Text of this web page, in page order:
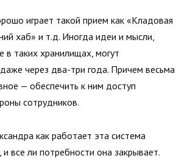
играет такой прием как «Кладовая
хаб» и т.д. Иногда идеи и мысли,
в таких хранилищах, могут
через два-три года. Причем весьма
— обеспечить к ним доступ
сотрудников.
как работает эта система
, и все ли потребности она закрывает.